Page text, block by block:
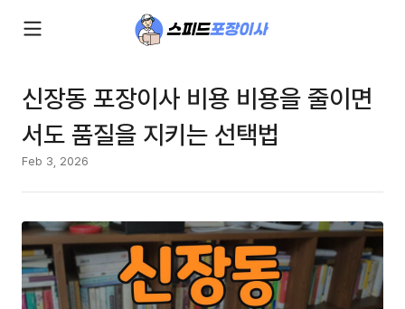
신장동 포장이사 비용 비용을 줄이면
서도 품질을 지키는 선택법
Feb 3, 2026